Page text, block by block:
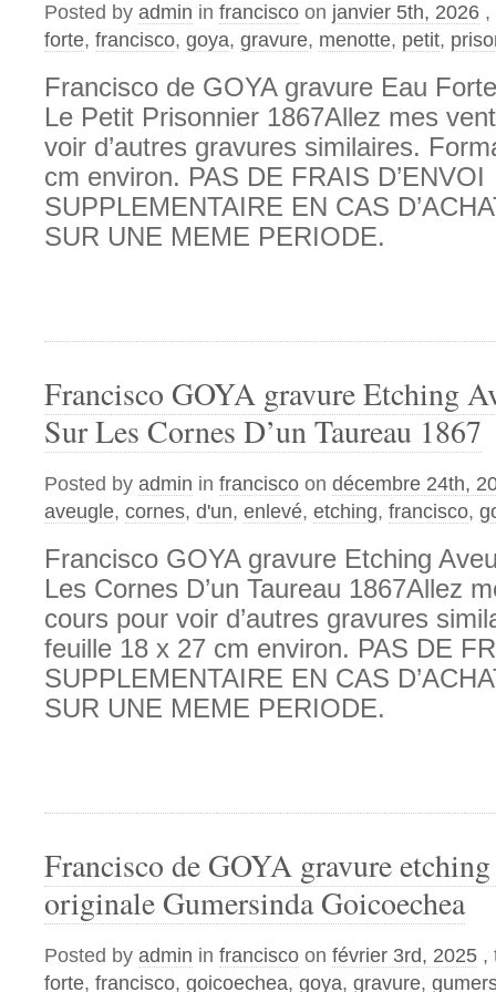
Posted by admin in francisco on janvier 5th, 2026 ,
forte, francisco, goya, gravure, menotte, petit,
Francisco de GOYA gravure Eau
Le Petit Prisonnier 1867Allez mes
voir d’autres gravures similaires.
cm environ. PAS DE FRAIS D’ENVOI
SUPPLEMENTAIRE EN CAS
SUR UNE MEME PERIODE.
Francisco GOYA gravure Etching
Sur Les Cornes D’un Taureau 1867
Posted by admin in francisco on décembre 24th,
aveugle, cornes, d'un, enlevé, etching, francisco,
Francisco GOYA gravure Etching
Les Cornes D’un Taureau 1867Allez
cours pour voir d’autres gravures
feuille 18 x 27 cm environ. PAS DE
SUPPLEMENTAIRE EN CAS
SUR UNE MEME PERIODE.
Francisco de GOYA gravure
originale Gumersinda Goicoechea
Posted by admin in francisco on février 3rd, 2025 ,
forte, francisco, goicoechea, goya, gravure,